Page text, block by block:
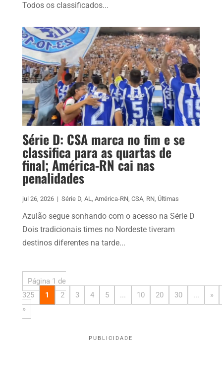
Todos os classificados...
Série D: CSA marca no fim e se
classifica para as quartas de
final; América-RN cai nas
penalidades
jul 26, 2026 | Série D, AL, América-RN, CSA, RN, Últimas
Azulão segue sonhando com o acesso na Série D
Dois tradicionais times no Nordeste tiveram
destinos diferentes na tarde...
Página 1 de
325
1 2 3 4 5 ... 10 20 30 ...
»
»
PUBLICIDADE